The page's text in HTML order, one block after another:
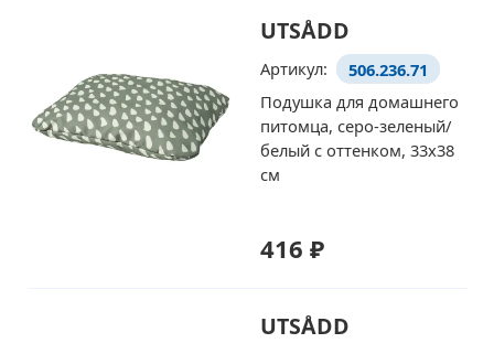
UTSÅDD
Артикул:
506.236.71
Подушка для домашнего
питомца, серо-зеленый/
белый с оттенком, 33x38
см
416 ₽
UTSÅDD